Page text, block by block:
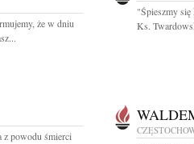
że w dniu
"Śpieszmy
Ks.
z powodu śmierci